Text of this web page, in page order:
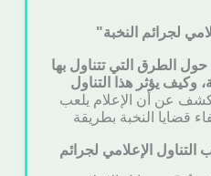
لجرائم النخبة"
الطرق التي تتناول بها
وكيف يؤثر هذا التناول
عن أن الإعلام يلعب
قضايا النخبة بطريقة
التناول الإعلامي لجرائم